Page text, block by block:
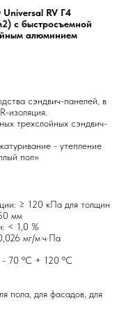
Universal RV Г4
с быстросъемной
алюминием
сэндвич-панелей, в
изоляция.
трехслойных сэндвич-
- утепление
пол»
≥ 120 кПа для толщин
мм
< 1,0 %
мг/м·ч·Па
- 70 ºC + 120 ºC
пола, для фасадов, для